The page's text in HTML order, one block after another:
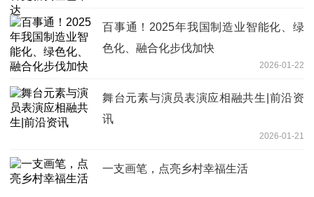
百事通！2025年我国制造业智能化、绿
色化、融合化步伐加快
2026-01-22
舞台元素与演员表演应相融共生|前沿资
讯
2026-01-21
一支画笔，点亮乡村幸福生活